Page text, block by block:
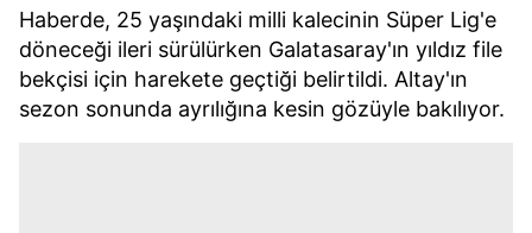
sınırlı olarak açık rızanız dahilinde kullanılacaktır.
Çerezlere ilişkin tercihlerinizi aşağıda yer alan panel
vasıtasıyla belirleyebilirsiniz. Çerezlere ilişkin detaylı bilgi
Haberde, 25 yaşındaki milli kalecinin Süper Lig'e
döneceği ileri sürülürken Galatasaray'ın yıldız file
bekçisi için harekete geçtiği belirtildi. Altay'ın
sezon sonunda ayrılığına kesin gözüyle bakılıyor.